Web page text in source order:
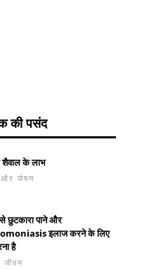
की पसंद
शैवाल के लाभ
पोषण
छुटकारा पाने और
इलाज करने के लिए
है